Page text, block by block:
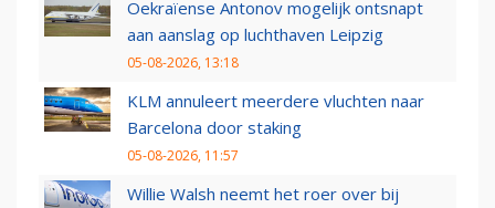
Oekraïense Antonov mogelijk ontsnapt
aan aanslag op luchthaven Leipzig
05-08-2026, 13:18
KLM annuleert meerdere vluchten naar
Barcelona door staking
05-08-2026, 11:57
Willie Walsh neemt het roer over bij